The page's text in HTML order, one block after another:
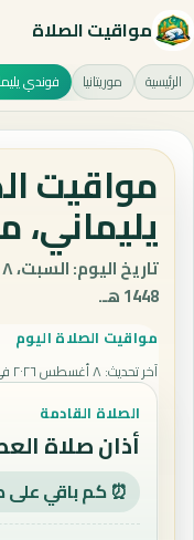
مواقيت الصلاة
الرئيسية موريتانيا فوندي
مواقيت
يليماني،
1448 هـ.
مواقيت الصلاة اليوم
آخر تحديث:٨ أغسطس ٢٠٢٦ في ١٢:١٣ ص
الصلاة القادمة
أذان صلاة
⏰ كم باقي على صلاة